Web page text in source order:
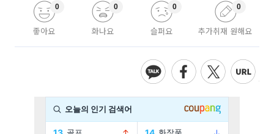
좋아요
0
화나요
0
슬퍼요
0
추가취재 원해요
0